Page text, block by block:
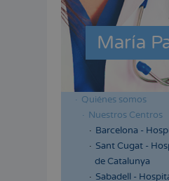
María
Menú
lateral
cabecera
Quiénes somos
Nuestros Centros
Barcelona -
Sant Cugat -
de Catalunya
Sabadell -